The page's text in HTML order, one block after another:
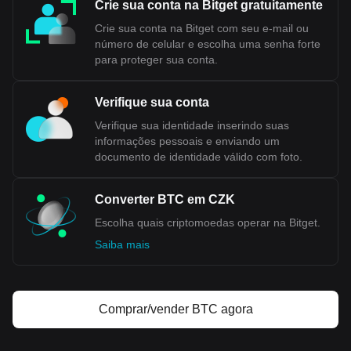
crescente integração com a União Europeia, confere um
grau de estabilidade à coroa. Entretanto, como todas as
moedas, sua
força está sujeita a mudanças devido a vários
fatores externos, como a dinâmica do mercado global e
Os dados da Bitget mostram que o par de moedas de
Bitcoin mais popular é o BTC para CZK, com o
código de moeda de Bitcoin sendo BTC. Use nossa
calculadora de criptomoedas agora para descobrir
Crie sua conta na Bitget gratuitamente
Crie sua conta na Bitget com seu e-mail ou
número de celular e escolha uma senha forte
para proteger sua conta.
Verifique sua conta
Verifique sua identidade inserindo suas
informações pessoais e enviando um
documento de identidade válido com foto.
Converter BTC em CZK
Escolha quais criptomoedas operar na Bitget.
Saiba mais
Comprar/vender BTC agora